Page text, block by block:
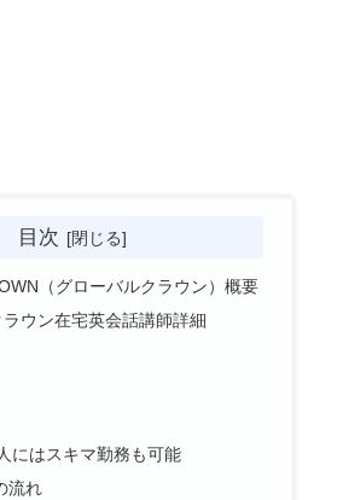
目次
（グローバルクラウン）概要
ウン在宅英会話講師詳細
にはスキマ勤務も可能
流れ